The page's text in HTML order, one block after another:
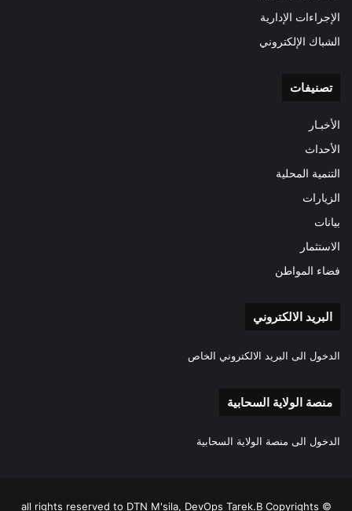
الإجراءات الإدارية
الشباك الإلكتروني
تصنيفات
الأخبـار
الأحداث
التنمية المحلية
الزيارات
بيانات
الاستثمار
فضاء المواطن
البريد الالكتروني
الدخول الى البريد الالكتروني الخاص
منصة الولاية السحابية
الدخول الى منصة الولاية السحابية
all rights reserved to DTN M'sila, DevOps Tarek.B Copyrights ©